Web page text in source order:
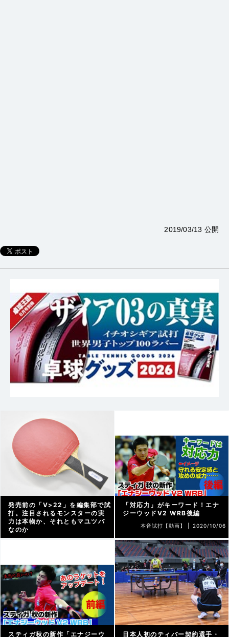
2019/03/13 公開
発売前の「V>22」を編集部で試
打。注目されるモンスターの実
力は本物か、それともマユツバ
なのか
「対応力」がキーワード！エナ
ジーウッドV2 WRB後編
本音試打【動画】 | 2020/10/06
スティガ秋の新作「エナジーウ
日本人初のティバー契約選手・